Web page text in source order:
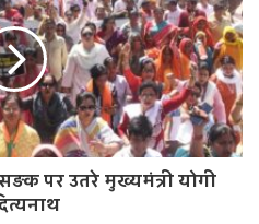
पर उतरे मुख्यमंत्री योगी